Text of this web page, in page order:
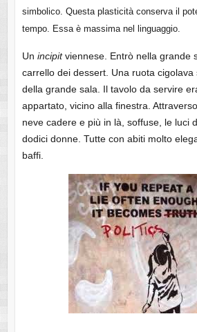
simbolico. Questa plasticità conserva il
tempo. Essa è massima nel linguaggio.
Un incipitviennese. Entrò nella grande
carrello dei dessert. Una ruota cigolava
della grande sala. Il tavolo da servire
appartato, vicino alla finestra.
neve cadere e più in là, soffuse, le luci
dodici donne. Tutte con abiti molto
baffi.